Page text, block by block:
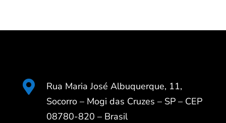

Rua Maria José Albuquerque, 11,
Socorro – Mogi das Cruzes – SP – CEP
08780-820 – Brasil